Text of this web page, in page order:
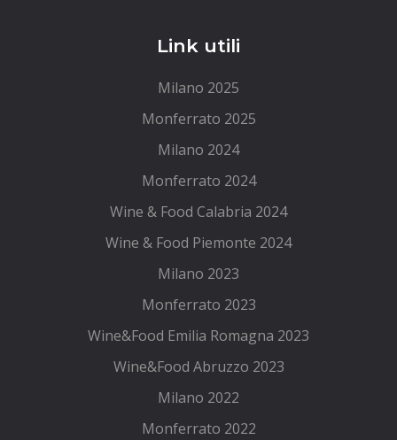
Link utili
Milano 2025
Monferrato 2025
Milano 2024
Monferrato 2024
Wine & Food Calabria 2024
Wine & Food Piemonte 2024
Milano 2023
Monferrato 2023
Wine&Food Emilia Romagna 2023
Wine&Food Abruzzo 2023
Milano 2022
Monferrato 2022